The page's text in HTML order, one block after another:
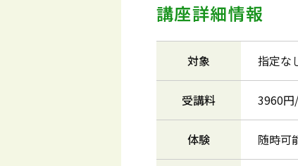
講座詳細情報
対象 指定な
受講料 3960
体験 随時可